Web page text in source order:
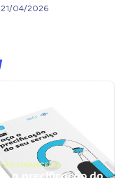
21/04/2026
FINANCEIRA